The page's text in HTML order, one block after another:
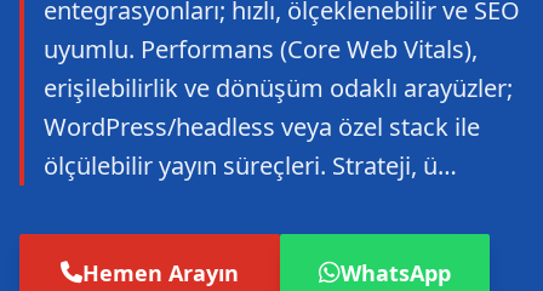
entegrasyonları; hızlı, ölçeklenebilir ve SEO
uyumlu. Performans (Core Web Vitals),
erişilebilirlik ve dönüşüm odaklı arayüzler;
WordPress/headless veya özel stack ile
ölçülebilir yayın süreçleri. Strateji, ü…
Hemen Arayın WhatsApp